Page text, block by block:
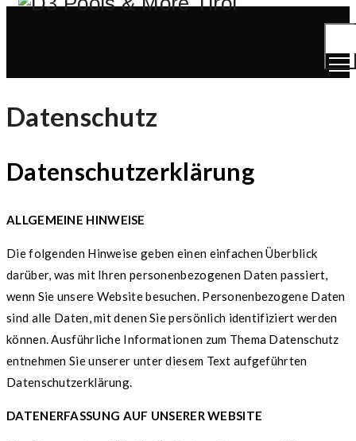
Datenschutz
Datenschutzerklärung
ALLGEMEINE HINWEISE
Die folgenden Hinweise geben einen einfachen Überblick
darüber, was mit Ihren personenbezogenen Daten passiert,
wenn Sie unsere Website besuchen. Personenbezogene Daten
sind alle Daten, mit denen Sie persönlich identifiziert werden
können. Ausführliche Informationen zum Thema Datenschutz
entnehmen Sie unserer unter diesem Text aufgeführten
Datenschutzerklärung.
DATENERFASSUNG AUF UNSERER WEBSITE